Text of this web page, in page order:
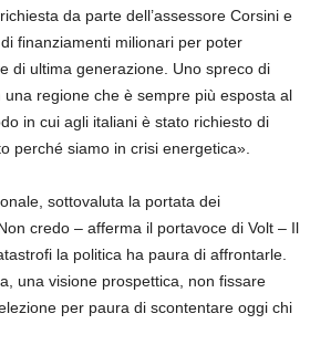
da parte dell’assessore Corsini e
finanziamenti milionari per poter
di ultima generazione. Uno spreco di
regione che è sempre più esposta al
in cui agli italiani è stato richiesto di
perché siamo in crisi energetica».
sottovaluta la portata dei
credo – afferma il portavoce di Volt – Il
la politica ha paura di affrontarle.
una visione prospettica, non fissare
per paura di scontentare oggi chi